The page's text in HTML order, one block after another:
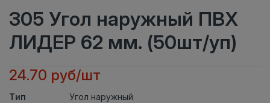
305 Угол наружный ПВХ
ЛИДЕР 62 мм. (50шт/уп)
24.70 руб/шт
Тип
Угол наружный